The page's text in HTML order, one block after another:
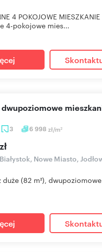
4 POKOJOWE
4-pokojowe mies...
3 6 998 zł/m2
dwupoziomowe
Nowe Miasto,
duże (82 m²),